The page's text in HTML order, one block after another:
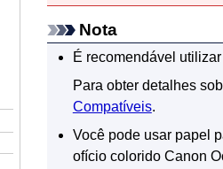
Nota
É recomendável
Para obter detalhes
Compatíveis.
Você pode usar papel
ofício colorido Canon